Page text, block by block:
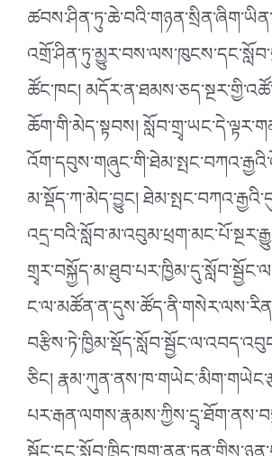
ཚོང་ཁང།
ཆོག་གི་མེད་སྟབས།
མ་སྡོད་ཀ་མེད་བྱུང།
ཅིང།